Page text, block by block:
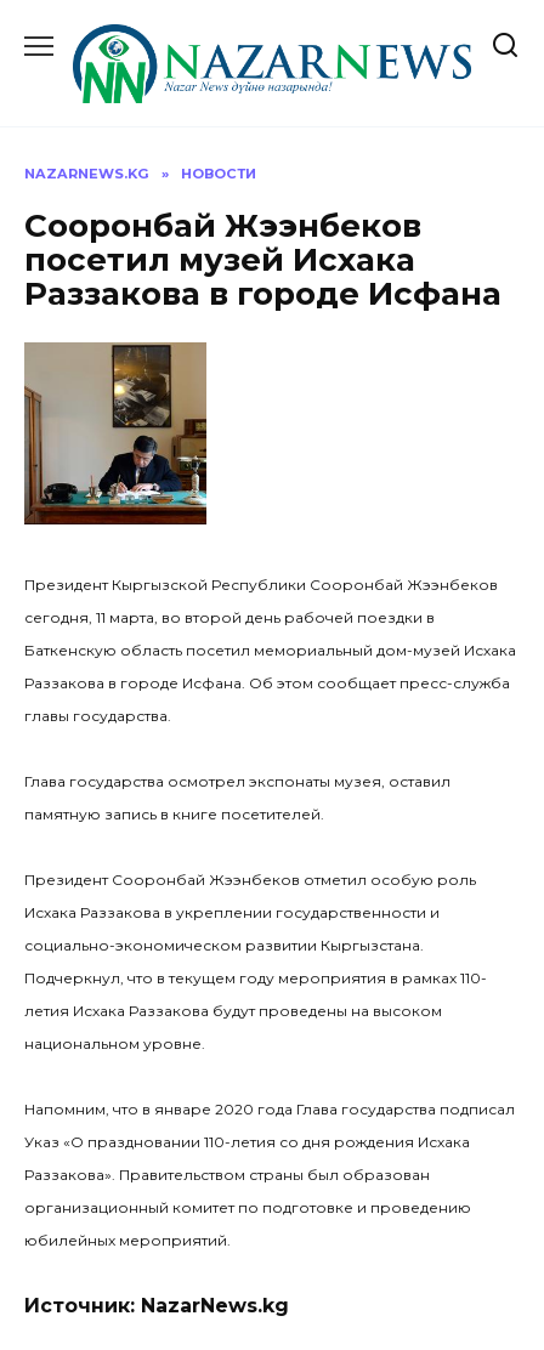
содержанию
NAZARNEWS.KG » НОВОСТИ
Сооронбай Жээнбеков
посетил музей Исхака
Раззакова в городе Исфана
Президент Кыргызской Республики Сооронбай Жээнбеков
сегодня, 11 марта, во второй день рабочей поездки в
Баткенскую область посетил мемориальный дом-музей Исхака
Раззакова в городе Исфана. Об этом сообщает пресс-служба
главы государства.
Глава государства осмотрел экспонаты музея, оставил
памятную запись в книге посетителей.
Президент Сооронбай Жээнбеков отметил особую роль
Исхака Раззакова в укреплении государственности и
социально-экономическом развитии Кыргызстана.
Подчеркнул, что в текущем году мероприятия в рамках 110-
летия Исхака Раззакова будут проведены на высоком
национальном уровне.
Напомним, что в январе 2020 года Глава государства подписал
Указ «О праздновании 110-летия со дня рождения Исхака
Раззакова». Правительством страны был образован
организационный комитет по подготовке и проведению
юбилейных мероприятий.
Источник: NazarNews.kg